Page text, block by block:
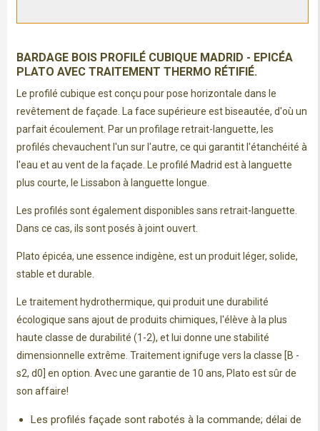
BARDAGE BOIS PROFILÉ CUBIQUE MADRID - EPICÉA
PLATO AVEC TRAITEMENT THERMO RÉTIFIÉ.
Le profilé cubique est conçu pour pose horizontale dans le
revêtement de façade. La face supérieure est biseautée, d'où un
parfait écoulement. Par un profilage retrait-languette, les
profilés chevauchent l'un sur l'autre, ce qui garantit l'étanchéité à
l'eau et au vent de la façade. Le profilé Madrid est à languette
plus courte, le Lissabon à languette longue.
Les profilés sont également disponibles sans retrait-languette.
Dans ce cas, ils sont posés à joint ouvert.
Plato épicéa, une essence indigène, est un produit léger, solide,
stable et durable.
Le traitement hydrothermique, qui produit une durabilité
écologique sans ajout de produits chimiques, l'élève à la plus
haute classe de durabilité (1-2), et lui donne une stabilité
dimensionnelle extrême. Traitement ignifuge vers la classe [B -
s2, d0] en option. Avec une garantie de 10 ans, Plato est sûr de
son affaire!
Les profilés façade sont rabotés à la commande; délai de